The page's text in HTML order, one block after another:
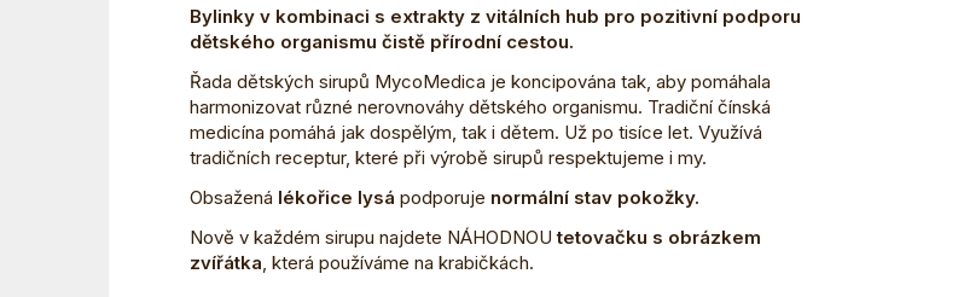
Bylinky v kombinaci s extrakty z vitálních hub pro pozitivní podporu
dětského organismu čistě přírodní cestou.
Řada dětských sirupů MycoMedica je koncipována tak, aby pomáhala
harmonizovat různé nerovnováhy dětského organismu. Tradiční čínská
medicína pomáhá jak dospělým, tak i dětem. Už po tisíce let. Využívá
tradičních receptur, které při výrobě sirupů respektujeme i my.
Obsažená lékořice lysá podporuje normální stav pokožky.
Nově v každém sirupu najdete NÁHODNOU tetovačku s obrázkem
zvířátka, která používáme na krabičkách.